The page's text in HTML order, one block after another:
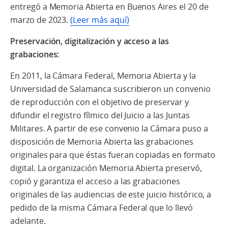
entregó a Memoria Abierta en Buenos Aires el 20 de
marzo de 2023.(Leer más aquí)
Preservación, digitalización y acceso a las
grabaciones:
En 2011, la Cámara Federal, Memoria Abierta y la
Universidad de Salamanca suscribieron un convenio
de reproducción con el objetivo de preservar y
difundir el registro fílmico del Juicio a las Juntas
Militares. A partir de ese convenio la Cámara puso a
disposición de Memoria Abierta las grabaciones
originales para que éstas fueran copiadas en formato
digital. La organización Memoria Abierta preservó,
copió y garantiza el acceso a las grabaciones
originales de las audiencias de este juicio histórico, a
pedido de la misma Cámara Federal que lo llevó
adelante.